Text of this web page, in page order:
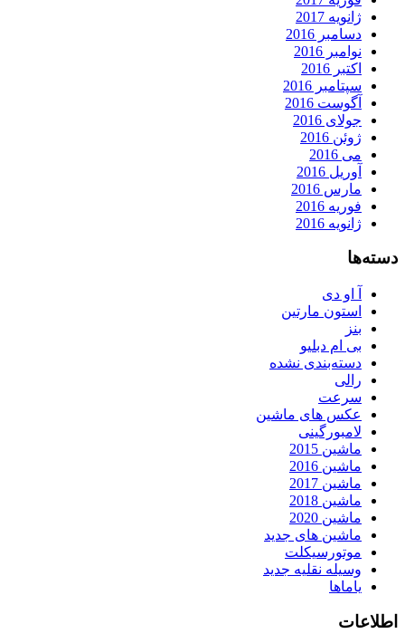
ژانویه 2017
دسامبر 2016
نوامبر 2016
اکتبر 2016
سپتامبر 2016
آگوست 2016
جولای 2016
ژوئن 2016
می 2016
آوریل 2016
مارس 2016
فوریه 2016
ژانویه 2016
دسته‌ها
آ او دی
استون مارتین
بنز
بی ام دبلیو
دسته‌بندی نشده
رالی
سرعت
عکس های ماشین
لامبورگینی
ماشین 2015
ماشین 2016
ماشین 2017
ماشین 2018
ماشین 2020
ماشین های جدید
موتورسیکلت
وسیله نقلیه جدید
یاماها
اطلاعات